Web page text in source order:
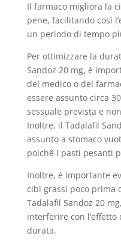
Il farmaco migliora la
pene, facilitando così
un periodo di tempo
Per ottimizzare la
Sandoz 20 mg, è
del medico o del
essere assunto circa
sessuale prevista e
Inoltre, il Tadalafil
assunto a stomaco
poichê i pasti pesanti
Inoltre, è importante
cibi grassi poco prima
Tadalafil Sandoz 20
interferire con
durata.